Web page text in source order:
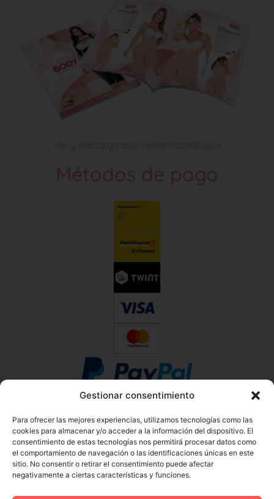
Gestionar consentimiento
Para ofrecer las mejores experiencias, utilizamos tecnologías como las
cookies para almacenar y/o acceder a la información del dispositivo. El
consentimiento de estas tecnologías nos permitirá procesar datos como
el comportamiento de navegación o las identificaciones únicas en este
sitio. No consentir o retirar el consentimiento puede afectar
negativamente a ciertas características y funciones.
Ver y descarga aquí nuestro catálogo »
Métodos de pago